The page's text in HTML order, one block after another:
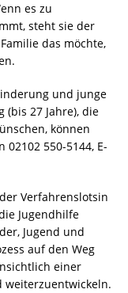
es zu
steht sie der
das möchte,
und junge
27 Jahre), die
können
550-5144, E-
Verfahrenslotsin
Jugendhilfe
Jugend und
auf den Weg
einer
weiterzuentwickeln.